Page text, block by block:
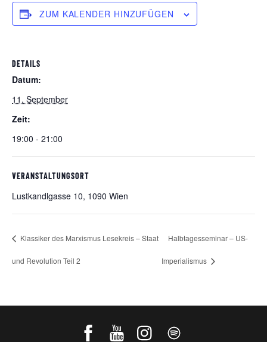
ZUM KALENDER HINZUFÜGEN
DETAILS
Datum:
11. September
Zeit:
19:00 - 21:00
VERANSTALTUNGSORT
Lustkandlgasse 10, 1090 Wien
Klassiker des Marxismus Lesekreis – Staat
und Revolution Teil 2
Halbtagesseminar – US-
Imperialismus